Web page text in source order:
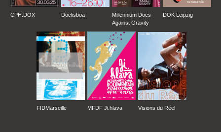
CPH:DOX Doclisboa
Millennium Docs
Against Gravity
DOK Leipzig
FIDMarseille MFDF Ji.hlava Visions du Réel